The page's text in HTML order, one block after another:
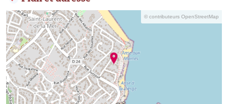
© contributeurs OpenStreetMap